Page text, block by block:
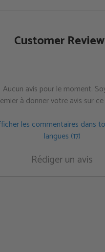
Customer
Aucun avis pour le moment.
à donner votre avis sur
les commentaires dans
langues (17)
Rédiger un avis